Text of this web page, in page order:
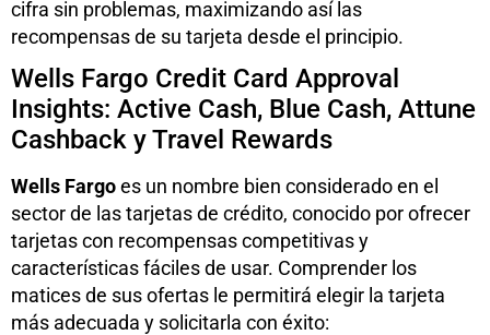
cifra sin problemas, maximizando así las
recompensas de su tarjeta desde el principio.
Wells Fargo Credit Card Approval
Insights: Active Cash, Blue Cash, Attune
Cashback y Travel Rewards
Wells Fargoes un nombre bien considerado en el
sector de las tarjetas de crédito, conocido por ofrecer
tarjetas con recompensas competitivas y
características fáciles de usar. Comprender los
matices de sus ofertas le permitirá elegir la tarjeta
más adecuada y solicitarla con éxito: